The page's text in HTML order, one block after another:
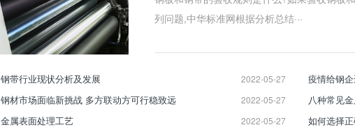
列问题,中华标准网根据分析总结···
2022-05-27
钢带行业现状分析及发展 疫情给钢
2022-05-27
钢材市场面临新挑战 多方联动方可行稳致远 八种常见
2022-05-27
金属表面处理工艺 如何选择